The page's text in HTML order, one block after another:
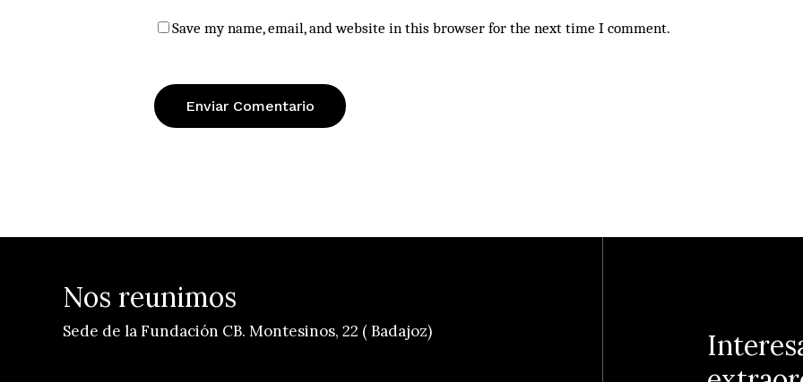
Save my name, email, and website in this browser for the next time I comment.
Nos reunimos
Sede de la Fundación CB. Montesinos, 22 ( Badajoz)